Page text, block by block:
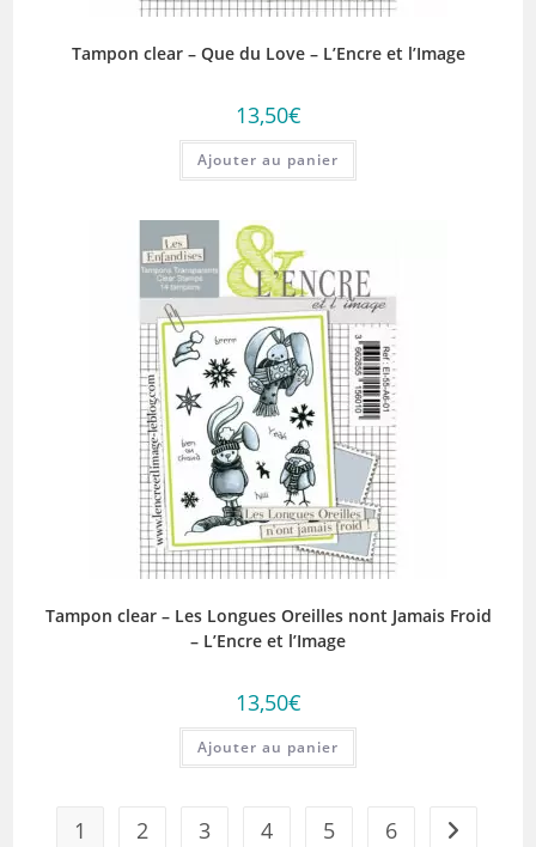
Tampon clear – Que du Love – L’Encre et l’Image
13,50€
Ajouter au panier
Tampon clear – Les Longues Oreilles nont Jamais Froid
– L’Encre et l’Image
13,50€
Ajouter au panier
1 2 3 4 5 6